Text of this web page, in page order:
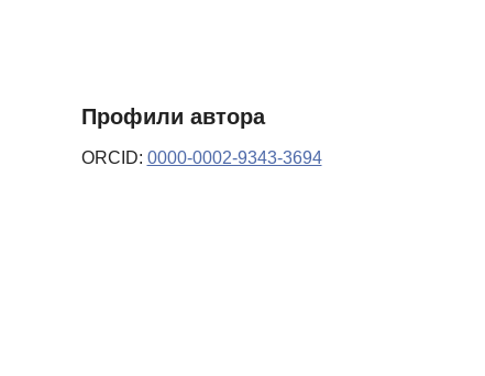
Профили автора
ORCID: 0000-0002-9343-3694